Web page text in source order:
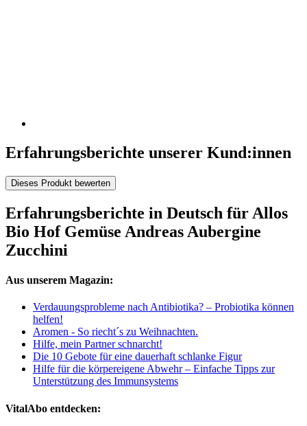
Erfahrungsberichte unserer Kund:innen
Dieses Produkt bewerten
Erfahrungsberichte in Deutsch für Allos
Bio Hof Gemüse Andreas Aubergine
Zucchini
Aus unserem Magazin:
Verdauungsprobleme nach Antibiotika? – Probiotika können
helfen!
Aromen - So riecht´s zu Weihnachten.
Hilfe, mein Partner schnarcht!
Die 10 Gebote für eine dauerhaft schlanke Figur
Hilfe für die körpereigene Abwehr – Einfache Tipps zur
Unterstützung des Immunsystems
VitalAbo entdecken: